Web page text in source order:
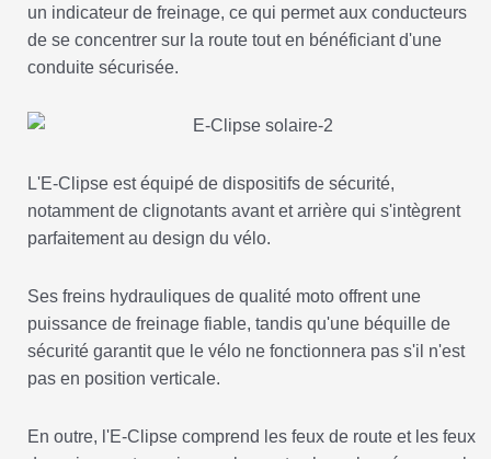
un indicateur de freinage, ce qui permet aux conducteurs
de se concentrer sur la route tout en bénéficiant d'une
conduite sécurisée.
L'E-Clipse est équipé de dispositifs de sécurité,
notamment de clignotants avant et arrière qui s'intègrent
parfaitement au design du vélo.
Ses freins hydrauliques de qualité moto offrent une
puissance de freinage fiable, tandis qu'une béquille de
sécurité garantit que le vélo ne fonctionnera pas s'il n'est
pas en position verticale.
En outre, l'E-Clipse comprend les feux de route et les feux